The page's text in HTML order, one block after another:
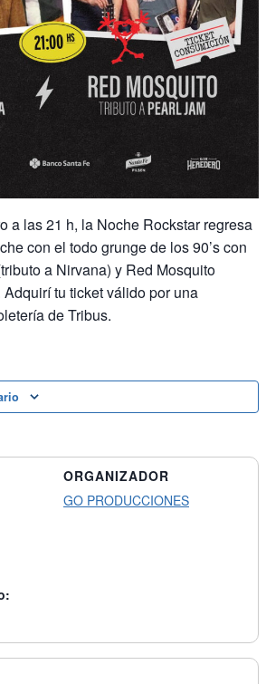
a las 21 h, la Noche Rockstar regresa
con el todo grunge de los 90’s con
a Nirvana) y Red Mosquito
tu ticket válido por una
de Tribus.
ORGANIZADOR
GO PRODUCCIONES